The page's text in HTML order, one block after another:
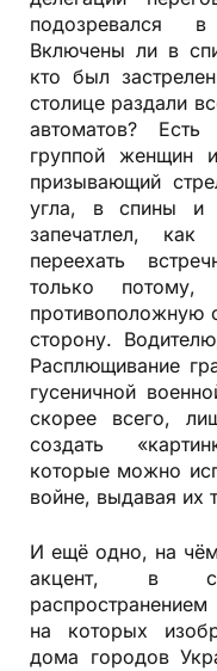
подозревался в
Включены ли в
кто был
столице раздали
автоматов?
группой женщин
призывающий
угла, в спины и
запечатлел,
переехать
только
противоположную
сторону.
Расплющивание
гусеничной
скорее всего,
создать
которые можно
войне, выдавая их
И ещё одно, на
акцент, в
на которых
дома городов